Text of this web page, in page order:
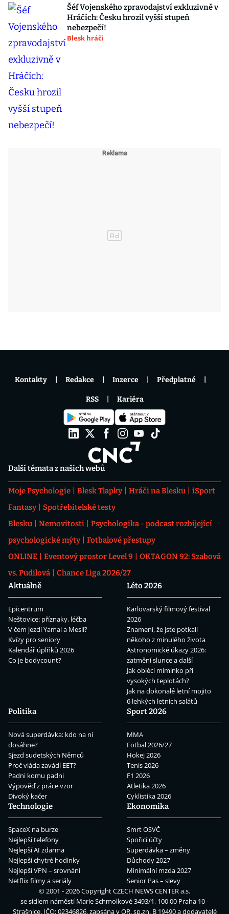
Šéf Vojenského zpravodajství exkluzivně v
Hráčích: Česku hrozil vyšší stupeň
nebezpečí!
Blesk hráči
Další témata z našich webů
Moje Psychologie Blesk Tlapky Hráči na Blesku
iSport
Fantasy
Spotřebitelské testy
Blesku
Nemovitosti
Psychologika - podcast rozbíjející
psychologické mýty
Fotbalové přestupy
ONLINE
Eventový prostor Level 9
OKTAGON 92: Szabová
vs. Pudilová
Chance Liga 2026/27
Aktuálně
Epicentrum
Neštovice: příznaky, léčba
V čem jezdí Yamal a Mesii?
Kvízy pro seniory
Kalendář úplňků 2026
Co je bodycount?
Léto 2026
Karlovarský filmový festival
2026
Znamení, že jste potkali
někoho z minulého života
Astronomické úkazy 2026:
zatmění slunce a další
Jak obléci miminko při
vysokých teplotách?
Jak na dokonalé letní mojito
6 lehkých letních salátů
Politika
Nová superdávka: kdo na ní
dosáhne?
Sjezd sudetských Němců
Proč vláda zavádí EET?
Padni komu padni
Výpověď z práce vzor
Divoký kačer
Sport 2026
MMA
Fotbal 2026/27
Hokej 2026
Tenis 2026
F1 2026
Atletika 2026
Cyklistika 2026
Technologie
SpaceX na burze
Nejlepší telefony
Nejlepší AI zdarma
Nejlepší chytré hodinky
Nejlepší VPN – srovnání
Netflix filmy a seriály
Ekonomika
Smrt OSVČ
Spořicí účty
Superdávka – změny
Důchody 2027
Minimální mzda 2027
Senior Pas – slevy
Kontakty Redakce Inzerce Předplatné
RSS Kariéra
© 2001 - 2026 CopyrightCZECH NEWS CENTER a.s.
se sídlem náměstí Marie Schmolkové 3493/1, 100 00 Praha 10 -
Strašnice, IČO: 02346826, zapsána v OR, sp.zn. B 19490 a dodavatelé